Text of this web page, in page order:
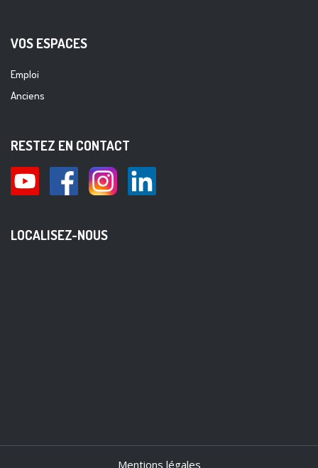
VOS ESPACES
Emploi
Anciens
RESTEZ EN CONTACT
LOCALISEZ-NOUS
Mentions légales